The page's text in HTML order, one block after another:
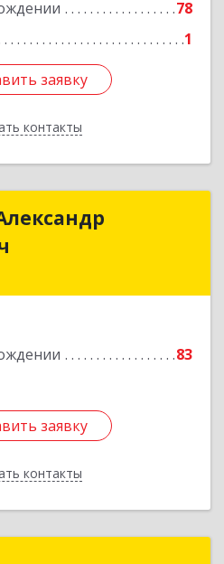
78
1
заявку
контакты
Подробнее
заявку
Назад
83
заявку
контакты
Александр
Подробнее
заявку
Назад